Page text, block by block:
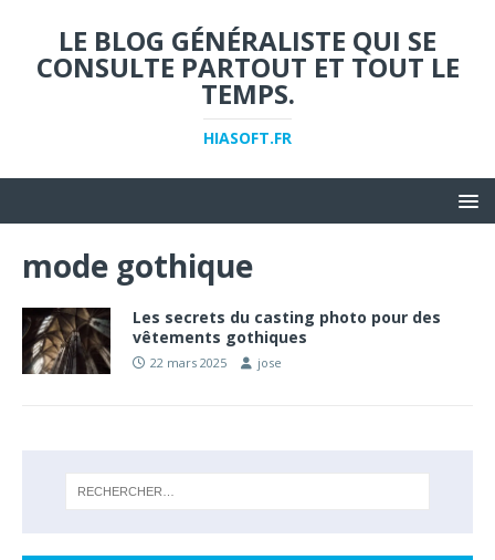
LE BLOG GÉNÉRALISTE QUI SE
CONSULTE PARTOUT ET TOUT LE
TEMPS.
HIASOFT.FR
mode gothique
Les secrets du casting photo pour des
vêtements gothiques
22 mars 2025 jose